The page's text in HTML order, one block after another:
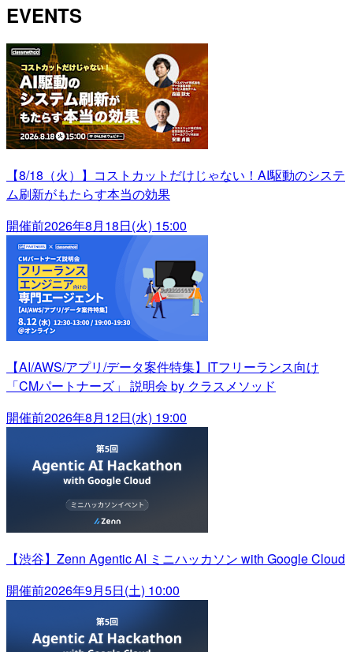
EVENTS
【8/18（火）】コストカットだけじゃない！AI駆動のシステ
ム刷新がもたらす本当の効果
開催前2026年8月18日(火) 15:00
【AI/AWS/アプリ/データ案件特集】ITフリーランス向け
「CMパートナーズ」 説明会 by クラスメソッド
開催前2026年8月12日(水) 19:00
【渋谷】Zenn Agentic AI ミニハッカソン with Google Cloud
開催前2026年9月5日(土) 10:00